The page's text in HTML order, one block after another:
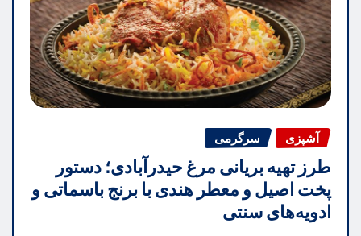
آشپزی سرگرمی
طرز تهیه بریانی مرغ حیدرآبادی؛ دستور
پخت اصیل و معطر هندی با برنج باسماتی و
ادویه‌های سنتی